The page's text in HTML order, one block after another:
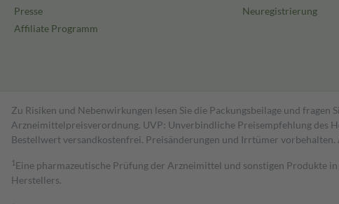
Presse
Affiliate Programm
Neuregistrierung
Zu Risiken und Nebenwirkungen lesen Sie die Packungsbeilage und
Arzneimittelpreisverordnung. UVP: Unverbindliche Preisempfehlung des
Bestell­wert versand­kosten­frei. Preisänderungen und Irrtümer
1 Eine pharmazeutische Prüfung der Arzneimittel und sonstigen Produkte
Herstellers.